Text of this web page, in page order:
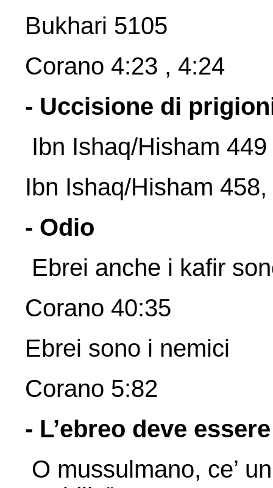
Bukhari 5105
Corano 4:23 , 4:24
- Uccisione di
Ibn Ishaq/Hisham
Ibn Ishaq/Hisham
- Odio
Ebrei anche i kafir
Corano 40:35
Ebrei sono i nemici
Corano 5:82
- L’ebreo deve
O mussulmano, ce’